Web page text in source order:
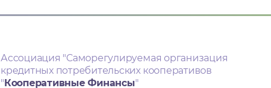
Ассоциация "Саморегулируемая организация
кредитных потребительских кооперативов
"Кооперативные Финансы"